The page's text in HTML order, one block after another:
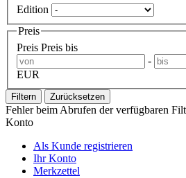
Edition
Preis
Preis Preis bis
-
EUR
Filtern Zurücksetzen
Fehler beim Abrufen der verfügbaren
Konto
Als Kunde registrieren
Ihr Konto
Merkzettel